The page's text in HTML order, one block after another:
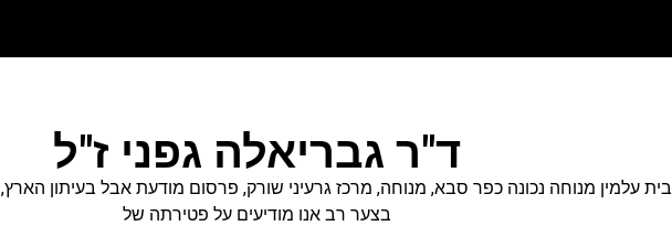
ד"ר גבריאלה גפני ז"ל
בית עלמין מנוחה נכונה כפר סבא, מנוחה, מרכז גרעיני שורק, פרסום מודעת אבל בעיתון הארץ,
בצער רב אנו מודיעים על פטירתה של